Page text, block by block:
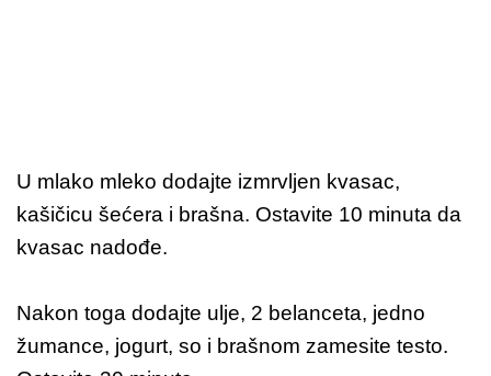
U mlako mleko dodajte izmrvljen kvasac,
kašičicu šećera i brašna. Ostavite 10 minuta da
kvasac nadođe.
Nakon toga dodajte ulje, 2 belanceta, jedno
žumance, jogurt, so i brašnom zamesite testo.